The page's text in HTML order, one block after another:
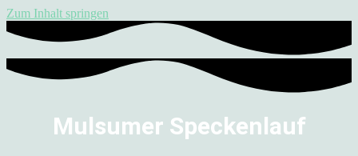
Zum Inhalt springen
Mulsumer Speckenlauf